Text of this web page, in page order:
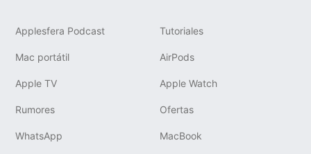
Applesfera Podcast Tutoriales
Mac portátil AirPods
Apple TV Apple Watch
Rumores Ofertas
WhatsApp MacBook